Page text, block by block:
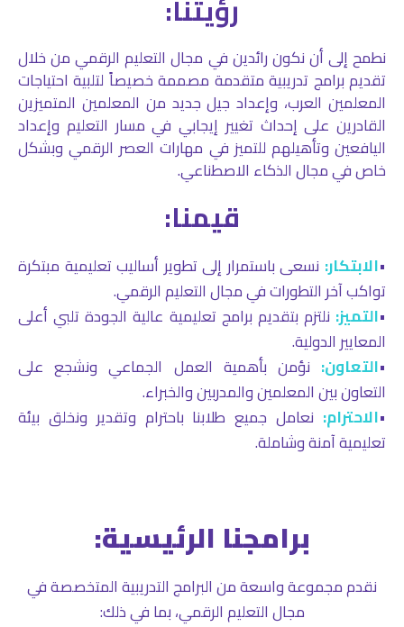
:رؤيتنا
نطمح إلى أن نكون رائدين في مجال التعليم الرقمي من خلال
تقديم برامج تدريبية متقدمة مصممة خصيصاً لتلبية احتياجات
المعلمين العرب، وإعداد جيل جديد من المعلمين المتميزين
القادرين على إحداث تغيير إيجابي في مسار التعليم وإعداد
اليافعين وتأهيلهم للتميز في مهارات العصر الرقمي وبشكل
خاص في مجال الذكاء الاصطناعي.
:قيمنا
•الابتكار: نسعى باستمرار إلى تطوير أساليب تعليمية مبتكرة
تواكب آخر التطورات في مجال التعليم الرقمي.
•التميز: نلتزم بتقديم برامج تعليمية عالية الجودة تلبي أعلى
المعايير الدولية.
•التعاون: نؤمن بأهمية العمل الجماعي ونشجع على
التعاون بين المعلمين والمدربين والخبراء.
•الاحترام: نعامل جميع طلابنا باحترام وتقدير ونخلق بيئة
تعليمية آمنة وشاملة.
برامجنا الرئيسية:
نقدم مجموعة واسعة من البرامج التدريبية المتخصصة في
مجال التعليم الرقمي، بما في ذلك: